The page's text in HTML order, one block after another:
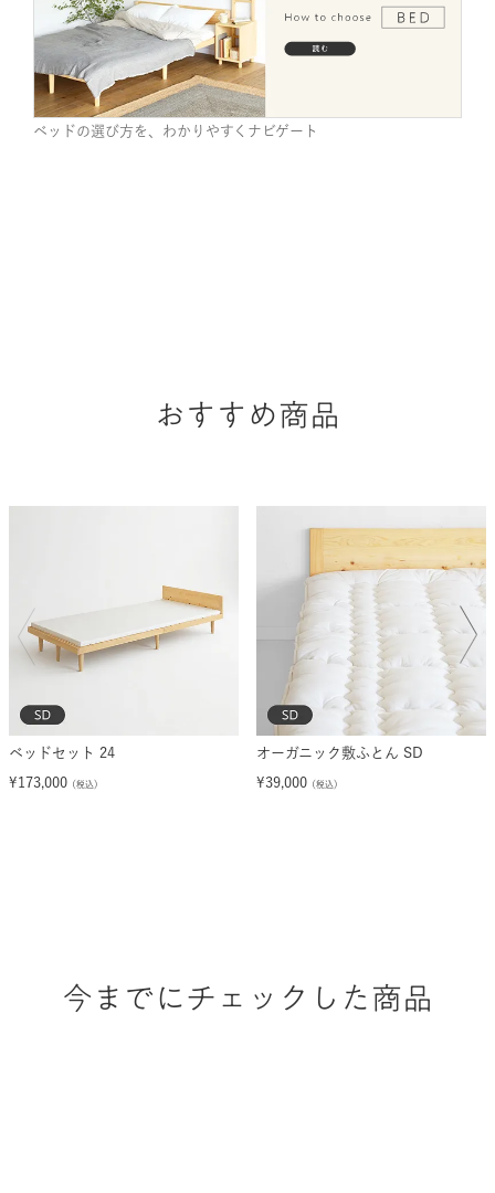
ベッドの選び方を、わかりやすくナビゲート
おすすめ商品
ベッドセット 24
¥ 173,000 （税込）
オーガニック敷ふとん SD
¥ 39,000 （税込）
今までにチェックした商品